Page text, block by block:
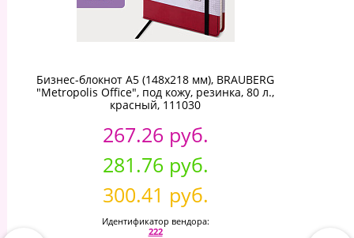
Бизнес-блокнот А5 (148x218 мм), BRAUBERG
"Metropolis Office", под кожу, резинка, 80 л.,
красный, 111030
267.26 руб.
281.76 руб.
300.41 руб.
Идентификатор вендора:
222